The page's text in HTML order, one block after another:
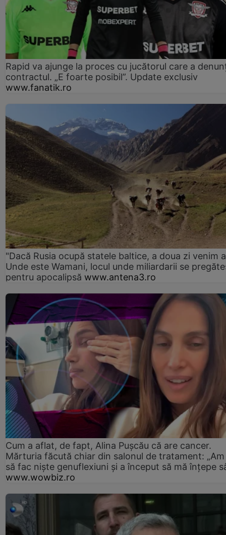
Rapid va ajunge la proces cu jucătorul care a
contractul. „E foarte posibil”. Update exclusiv
www.fanatik.ro
"Dacă Rusia ocupă statele baltice, a doua zi venim
Unde este Wamani, locul unde miliardarii se
pentru apocalipsă www.antena3.ro
Cum a aflat, de fapt, Alina Pușcău că are cancer.
Mărturia făcută chiar din salonul de tratament:
să fac niște genuflexiuni și a început să mă înțepe
www.wowbiz.ro